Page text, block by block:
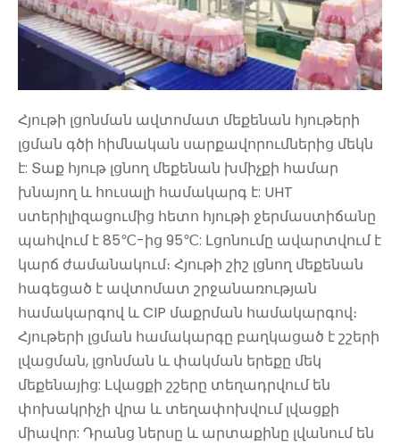
Հյութի լցոնման ավտոմատ մեքենան հյութերի
լցման գծի հիմնական սարքավորումներից մեկն
է: Տաք հյութ լցնող մեքենան խմիչքի համար
խնայող և հուսալի համակարգ է: UHT
ստերիլիզացումից հետո հյութի ջերմաստիճանը
պահվում է 85℃-ից 95℃: Լցոնումը ավարտվում է
կարճ ժամանակում։ Հյութի շիշ լցնող մեքենան
հագեցած է ավտոմատ շրջանառության
համակարգով և CIP մաքրման համակարգով։
Հյութերի լցման համակարգը բաղկացած է շշերի
լվացման, լցոնման և փակման երեքը մեկ
մեքենայից: Լվացքի շշերը տեղադրվում են
փոխակրիչի վրա և տեղափոխվում լվացքի
միավոր: Դրանց ներսը և արտաքինը լվանում են